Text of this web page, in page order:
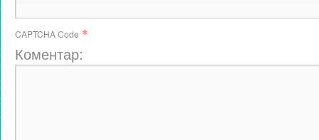
CAPTCHA Code *
Коментар: